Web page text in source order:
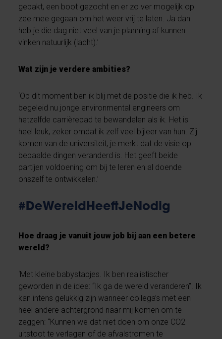
gepakt, een boot gezocht en er zo ver mogelijk op
zee mee gegaan om het weer vrij te laten. Ja dan
heb je die dag niet veel van je planning af kunnen
vinken natuurlijk (lacht).’
Wat zijn je verdere ambities?
‘Op dit moment ben ik blij met de positie die ik heb. Ik
begeleid nu jonge environmental engineers om
hetzelfde carrièrepad te bewandelen als ik. Het is
heel leuk, zeker omdat ik zelf veel bijleer van hun. Zij
komen van de universiteit, je merkt dat de visie op
bepaalde dingen veranderd is. Het geeft beide
partijen voldoening om bij te leren en al doende
onszelf te ontwikkelen.’
#DeWereldHeeftJeNodig
Hoe draag je vanuit jouw job bij aan een betere
wereld?
‘Met kleine babystapjes. Ik ben realistischer
geworden in de idee: “Ik ga de wereld veranderen”. Ik
kan intens gelukkig zijn wanneer collega’s met een
heel andere achtergrond naar mij komen om te
zeggen: “Kunnen we dat niet doen om onze CO2
uitstoot te verlagen of de afvalstromen te